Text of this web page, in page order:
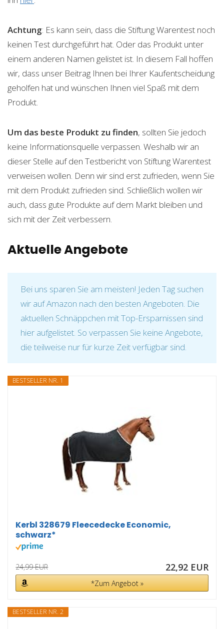
Achtung: Es kann sein, dass die Stiftung Warentest noch
keinen Test durchgeführt hat. Oder das Produkt unter
einem anderen Namen gelistet ist. In diesem Fall hoffen
wir, dass unser Beitrag Ihnen bei Ihrer Kaufentscheidung
geholfen hat und wünschen Ihnen viel Spaß mit dem
Produkt.
Um das beste Produkt zu finden, sollten Sie jedoch
keine Informationsquelle verpassen. Weshalb wir an
dieser Stelle auf den Testbericht von Stiftung Warentest
verweisen wollen. Denn wir sind erst zufrieden, wenn Sie
mit dem Produkt zufrieden sind. Schließlich wollen wir
auch, dass gute Produkte auf dem Markt bleiben und
sich mit der Zeit verbessern.
Aktuelle Angebote
Bei uns sparen Sie am meisten! Jeden Tag suchen
wir auf Amazon nach den besten Angeboten. Die
aktuellen Schnäppchen mit Top-Ersparnissen sind
hier aufgelistet. So verpassen Sie keine Angebote,
die teilweise nur für kurze Zeit verfügbar sind.
BESTSELLER NR. 1
Kerbl 328679 Fleecedecke Economic,
schwarz*
24,99 EUR 22,92 EUR
*Zum Angebot »
BESTSELLER NR. 2